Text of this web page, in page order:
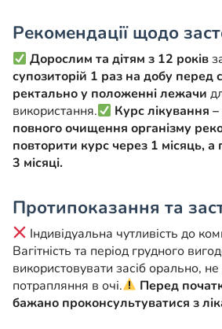
Рекомендації щодо
Дорослим та дітям з 12 років
супозиторій 1 раз на добу перед
ректально у положенні лежачи
використання.
Курс лікування
повного очищення організму
повторити курс через 1 місяць, а
3 місяці.
Протипоказання та
Індивідуальна чутливість до
Вагітність та період грудного
використовувати засіб орально,
потрапляння в очі.
Перед
бажано проконсультуватися з